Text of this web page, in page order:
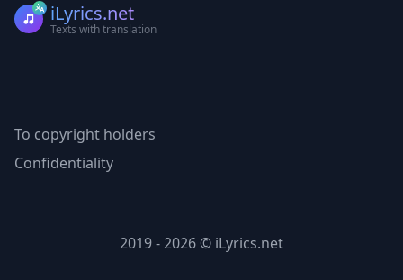
iLyrics.net
Texts with translation
To copyright holders
Confidentiality
2019 - 2026 © iLyrics.net